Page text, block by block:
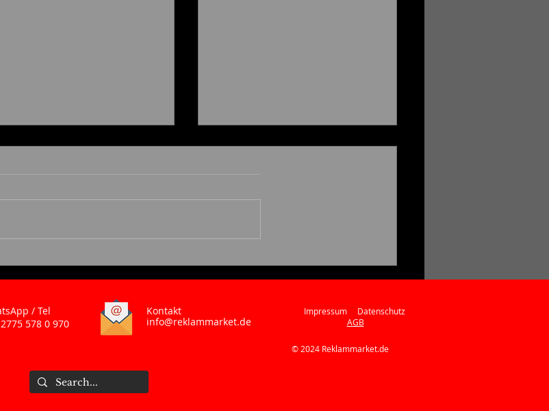
Wandlogos und 3D
3D Leuchtbuchstaben – Stil
und Klasse in Ihrem
/ Tel
578 0 970
Kontakt
info@reklammarket.de
Impressum
Datenschutz
AGB
© 2024 Reklammarket.de